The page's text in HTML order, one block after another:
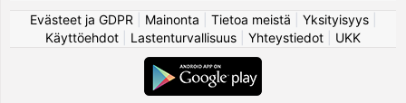
Evästeet ja GDPR
Mainonta Tietoa meistä Yksityisyys|
Käyttöehdot
Lastenturvallisuus Yhteystiedot UKK